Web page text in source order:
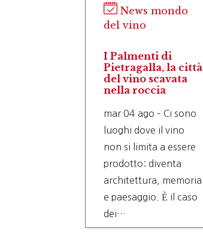
News mondo
del vino
I Palmenti di
Pietragalla, la città
del vino scavata
nella roccia
mar 04 ago – Ci sono
luoghi dove il vino
non si limita a essere
prodotto: diventa
architettura, memoria
e paesaggio. È il caso
dei…